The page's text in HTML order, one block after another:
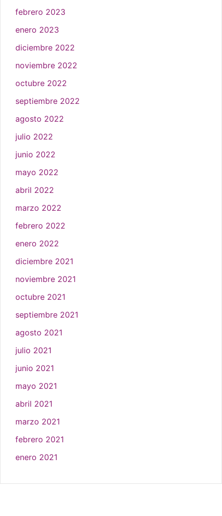
febrero 2023
enero 2023
diciembre 2022
noviembre 2022
octubre 2022
septiembre 2022
agosto 2022
julio 2022
junio 2022
mayo 2022
abril 2022
marzo 2022
febrero 2022
enero 2022
diciembre 2021
noviembre 2021
octubre 2021
septiembre 2021
agosto 2021
julio 2021
junio 2021
mayo 2021
abril 2021
marzo 2021
febrero 2021
enero 2021